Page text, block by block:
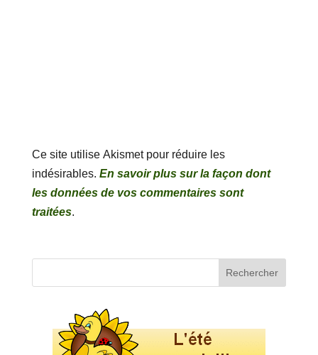
Ce site utilise Akismet pour réduire les
indésirables. En savoir plus sur la façon dont
les données de vos commentaires sont
traitées.